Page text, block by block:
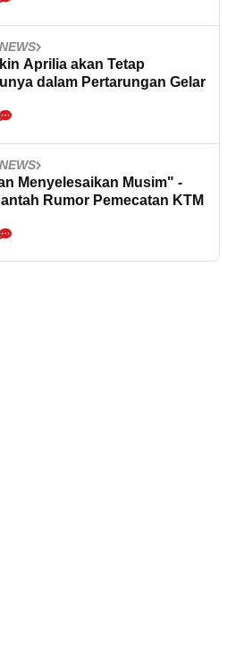
NEWS
Aprilia akan Tetap
dalam Pertarungan Gelar
NEWS
Menyelesaikan Musim" -
Rumor Pemecatan KTM